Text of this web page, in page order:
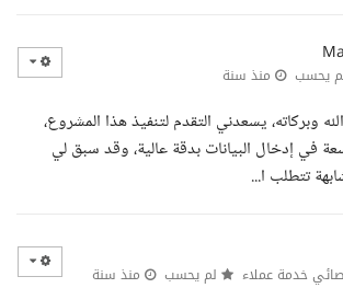
يحسب منذ سنة
وبركاته، يسعدني التقدم لتنفيذ هذا المشروع،
في إدخال البيانات بدقة عالية، وقد سبق لي
تتطلب ا...
خدمة عملاء لم يحسب منذ سنة